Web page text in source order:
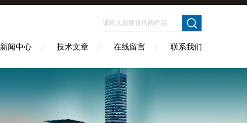
新闻中心 技术文章 在线留言 联系我们